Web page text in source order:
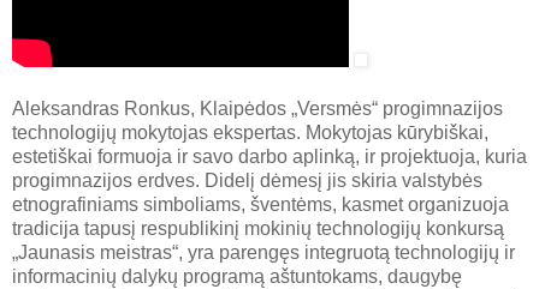
Aleksandras Ronkus, Klaipėdos „Versmės“ progimnazijos
technologijų mokytojas ekspertas. Mokytojas kūrybiškai,
estetiškai formuoja ir savo darbo aplinką, ir projektuoja, kuria
progimnazijos erdves. Didelį dėmesį jis skiria valstybės
etnografiniams simboliams, šventėms, kasmet organizuoja
tradicija tapusį respublikinį mokinių technologijų konkursą
„Jaunasis meistras“, yra parengęs integruotą technologijų ir
informacinių dalykų programą aštuntokams, daugybę